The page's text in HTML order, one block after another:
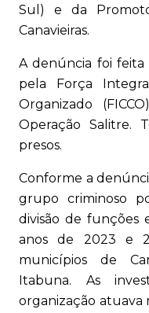
Sul) e da
Canavieiras.
A denúncia foi feita
pela Força
Organizado
Operação Salitre.
presos.
Conforme a
grupo criminoso
divisão de funções
anos de 2023 e
municípios de
Itabuna. As
organização atuava